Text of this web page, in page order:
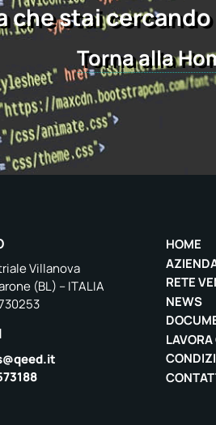
che stai
Torna alla
Villanova
(BL) – ITALIA
HOME
RETE
NEWS